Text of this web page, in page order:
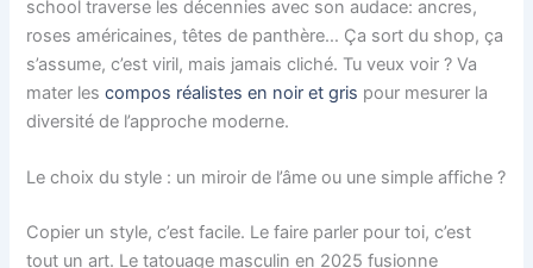
school traverse les décennies avec son audace: ancres,
roses américaines, têtes de panthère… Ça sort du shop, ça
s’assume, c’est viril, mais jamais cliché. Tu veux voir ? Va
mater lescompos réalistes en noir et gris pour mesurer la
diversité de l’approche moderne.
Le choix du style : un miroir de l’âme ou une simple affiche ?
Copier un style, c’est facile. Le faire parler pour toi, c’est
tout un art. Le tatouage masculin en 2025 fusionne